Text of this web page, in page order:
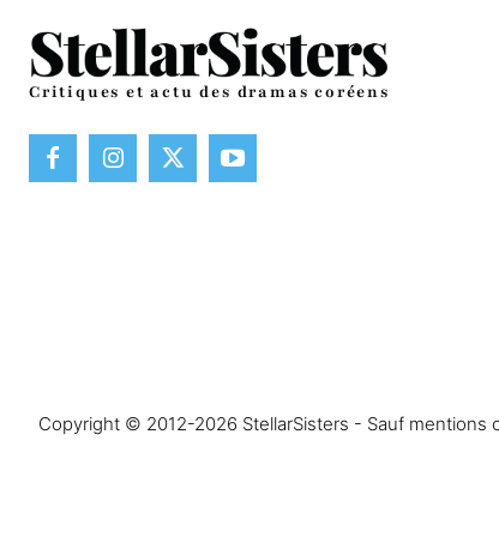
Critiques et actu des dramas coréens
Copyright © 2012-2026 StellarSisters - Sauf mentions